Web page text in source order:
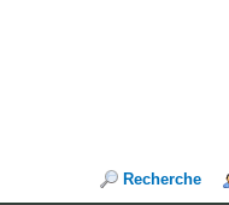
Recherche